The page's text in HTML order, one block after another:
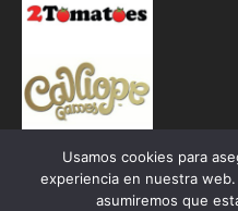
Usamos cookies para
experiencia en nuestra
asumiremos que